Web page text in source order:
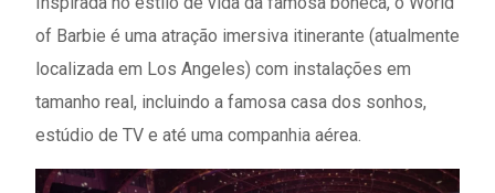
of Barbie é uma atração imersiva itinerante (atualmente
localizada em Los Angeles) com instalações em
tamanho real, incluindo a famosa casa dos sonhos,
estúdio de TV e até uma companhia aérea.